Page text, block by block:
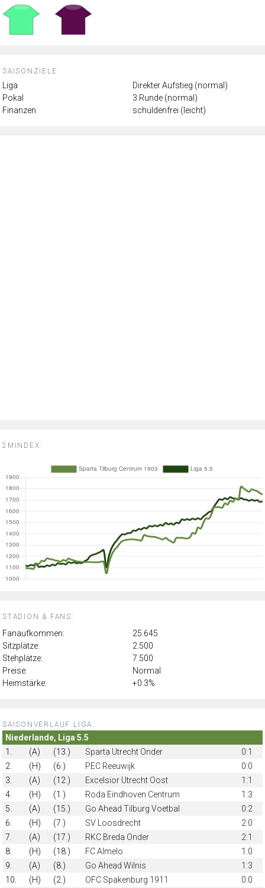
SAISONZIELE:
Liga
Direkter Aufstieg (normal)
Pokal
3.Runde (normal)
Finanzen
schuldenfrei (leicht)
2MINDEX:
STADION & FANS:
Fanaufkommen:
25.645
Sitzplätze:
2.500
Stehplätze:
7.500
Preise:
Normal
Heimstärke:
+0.3%
SAISONVERLAUF LIGA:
Niederlande, Liga 5.5
1.
(A) (13.) Sparta Utrecht Onder
0:1
2.
(H) (6.) PEC Reeuwijk
0:0
3.
(A) (12.) Excelsior Utrecht Oost
1:1
4.
(H) (1.) Roda Eindhoven Centrum
1:3
5.
(A) (15.) Go Ahead Tilburg Voetbal
0:2
6.
(H) (7.) SV Loosdrecht
2:0
7.
(A) (17.) RKC Breda Onder
2:1
8.
(H) (18.) FC Almelo
1:0
9.
(A) (8.) Go Ahead Wilnis
1:3
10.
(H) (2.) OFC Spakenburg 1911
0:0